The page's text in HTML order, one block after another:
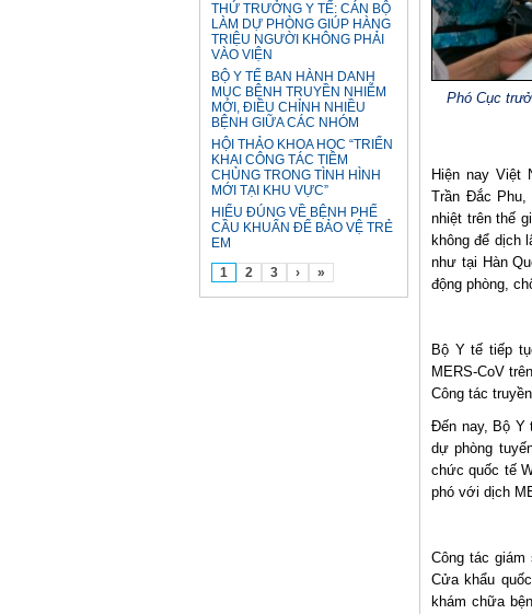
THỨ TRƯỞNG Y TẾ: CÁN BỘ
LÀM DỰ PHÒNG GIÚP HÀNG
TRIỆU NGƯỜI KHÔNG PHẢI
VÀO VIỆN
BỘ Y TẾ BAN HÀNH DANH
MỤC BỆNH TRUYỀN NHIỄM
MỚI, ĐIỀU CHỈNH NHIỀU
BỆNH GIỮA CÁC NHÓM
HỘI THẢO KHOA HỌC “TRIỂN
KHAI CÔNG TÁC TIÊM
CHỦNG TRONG TÌNH HÌNH
MỚI TẠI KHU VỰC”
HIỂU ĐÚNG VỀ BỆNH PHẾ
CẦU KHUẨN ĐỂ BẢO VỆ TRẺ
EM
1
2 3 › »
Phó Cục
Hiện nay Việt
Trần Đắc Phu,
nhiệt trên thế
không để dịch
như tại Hàn
động phòng,
Bộ Y tế tiếp
MERS-CoV
Công tác
Đến nay, Bộ Y
dự phòng
chức quốc tế
phó với dịch
Công tác
Cửa khẩu
khám chữa